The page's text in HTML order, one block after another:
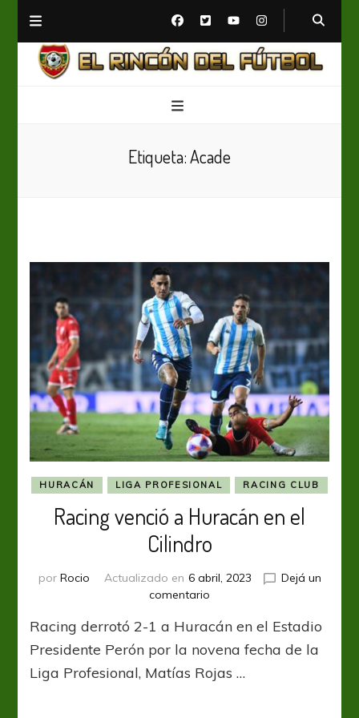
Etiqueta:Acade
HURACÁN LIGA PROFESIONAL RACING CLUB
Racing venció a Huracán en el
Cilindro
por Rocio Actualizado en 6 abril, 2023
Dejá un
comentario
venció
a
en
Racing derrotó 2-1 a Huracán en el Estadio
Presidente Perón por la novena fecha de la
Liga Profesional, Matías Rojas …